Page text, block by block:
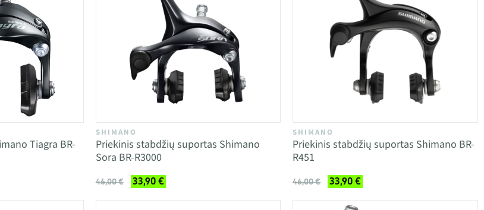
Tiagra BR-
SHIMANO
Priekinis stabdžių suportas Shimano
Sora BR-R3000
46,00 € 33,90 €
SHIMANO
Priekinis stabdžių suportas Shimano BR-
R451
46,00 € 33,90 €